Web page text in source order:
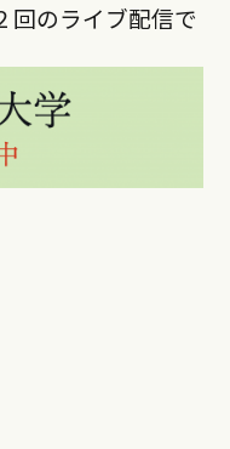
回のライブ配信で